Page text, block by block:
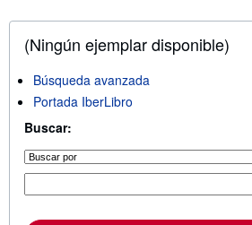
(Ningún ejemplar disponible)
Búsqueda avanzada
Portada IberLibro
Buscar: